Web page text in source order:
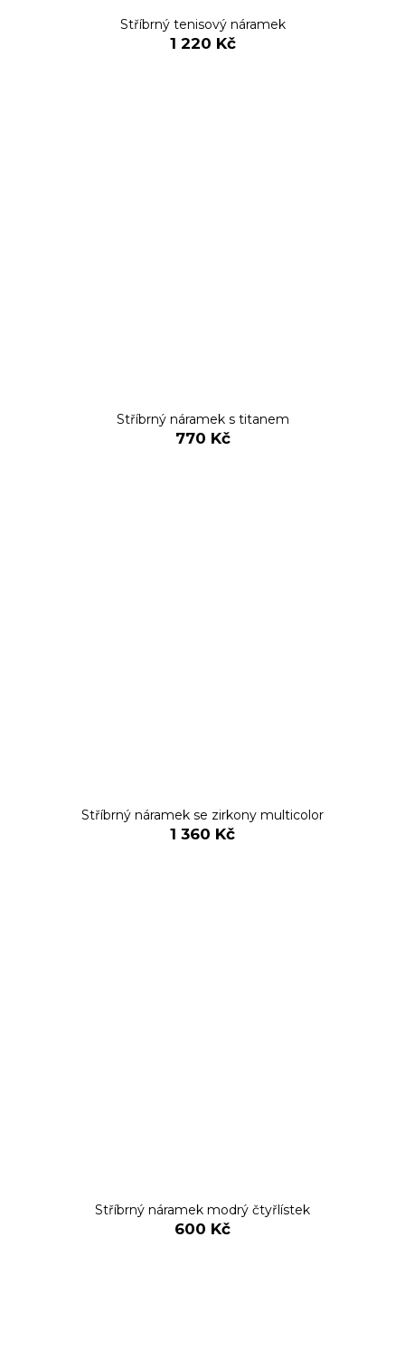
Stříbrný tenisový náramek
1 220 Kč
Stříbrný náramek s titanem
770 Kč
Stříbrný náramek se zirkony multicolor
1 360 Kč
Stříbrný náramek modrý čtyřlístek
600 Kč